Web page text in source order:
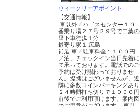
ウィークリーアポイント
【交通情報】
:車以外／ハ゛スセンター１０
番乗り場２７号２９号で二葉の
里下車徒歩１分
最寄り駅１:広島
補足:車／駐車料金１１００円
／泊、チェックイン当日先着に
て承っております。電話でのご
予約は受け賜わっておりませ
ん。提携はございませんが、近
隣に多数コインパーキングあり
２４時間打ち切りで１０００円
前後でご利用頂けます。案内図